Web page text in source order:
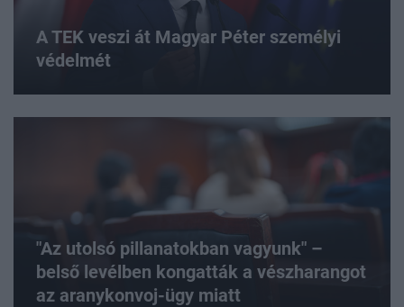
A TEK veszi át Magyar Péter személyi
védelmét
"Az utolsó pillanatokban vagyunk" –
belső levélben kongatták a vészharangot
az aranykonvoj-ügy miatt